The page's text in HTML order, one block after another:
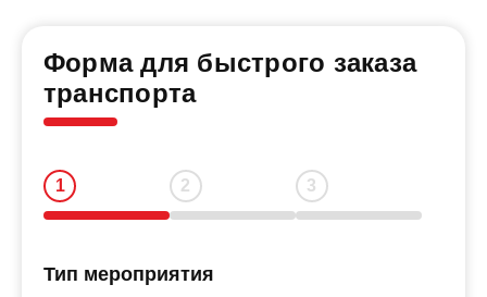
Форма для быстрого заказа
транспорта
Тип мероприятия